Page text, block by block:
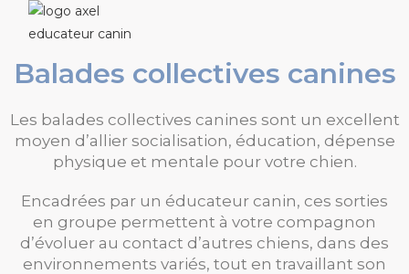
Balades collectives canines
Les balades collectives canines sont un excellent
moyen d’allier socialisation, éducation, dépense
physique et mentale pour votre chien.
Encadrées par un éducateur canin, ces sorties
en groupe permettent à votre compagnon
d’évoluer au contact d’autres chiens, dans des
environnements variés, tout en travaillant son